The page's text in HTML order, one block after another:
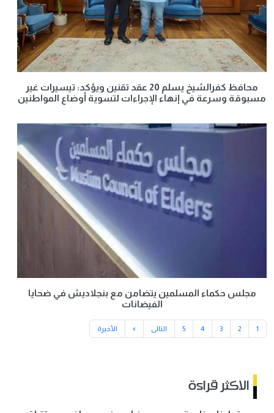
محافظ كفرالشيخ يسلم 20 عقد تقنين ويؤكد: تيسيرات غير
مسبوقة وسرعة في إنهاء الإجراءات لتسوية أوضاع المواطنين
مجلس حكماء المسلمين يتضامن مع بنجلاديش في ضحايا
الفيضانات
1
2
3
4
5 التالى » الأخيرة
الاكثر قراءة